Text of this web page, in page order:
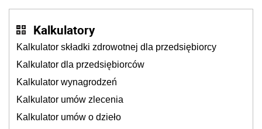
Kalkulatory
Kalkulator składki zdrowotnej dla przedsiębiorcy
Kalkulator dla przedsiębiorców
Kalkulator wynagrodzeń
Kalkulator umów zlecenia
Kalkulator umów o dzieło